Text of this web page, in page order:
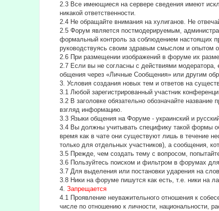
2.3 Все имеющиеся на сервере сведения имеют
никакой ответственности.
2.4 Не обращайте внимания на хулиганов. Не
2.5 Форум является постмодерируемым,
формальный контроль за соблюдением настоящих
руководствуясь своим здравым смыслом и опытом
2.6 При размещении изображений в форуме их
2.7 Если вы не согласны с действиями
общения через «Личные Сообщения» или другим
3. Условия создания новых тем и ответов на
3.1 Любой зарегистрированный участник
3.2 В заголовке обязательно обозначайте
взгляд информацию.
3.3 Языки общения на Форуме - украинский и
3.4 Вы должны учитывать специфику такой формы
время как в чате они существуют лишь в течение
только для отдельных участников), а сообщения,
3.5 Прежде, чем создать тему с вопросом,
3.6 Пользуйтесь поиском и фильтром в форумах
3.7 Для выделения или постановки ударения на
3.8 Ники на форуме пишутся как есть, т.е. ники на
4.Запрещается
4.1 Проявление неуважительного отношения к
числе по отношению к личности, национальности,